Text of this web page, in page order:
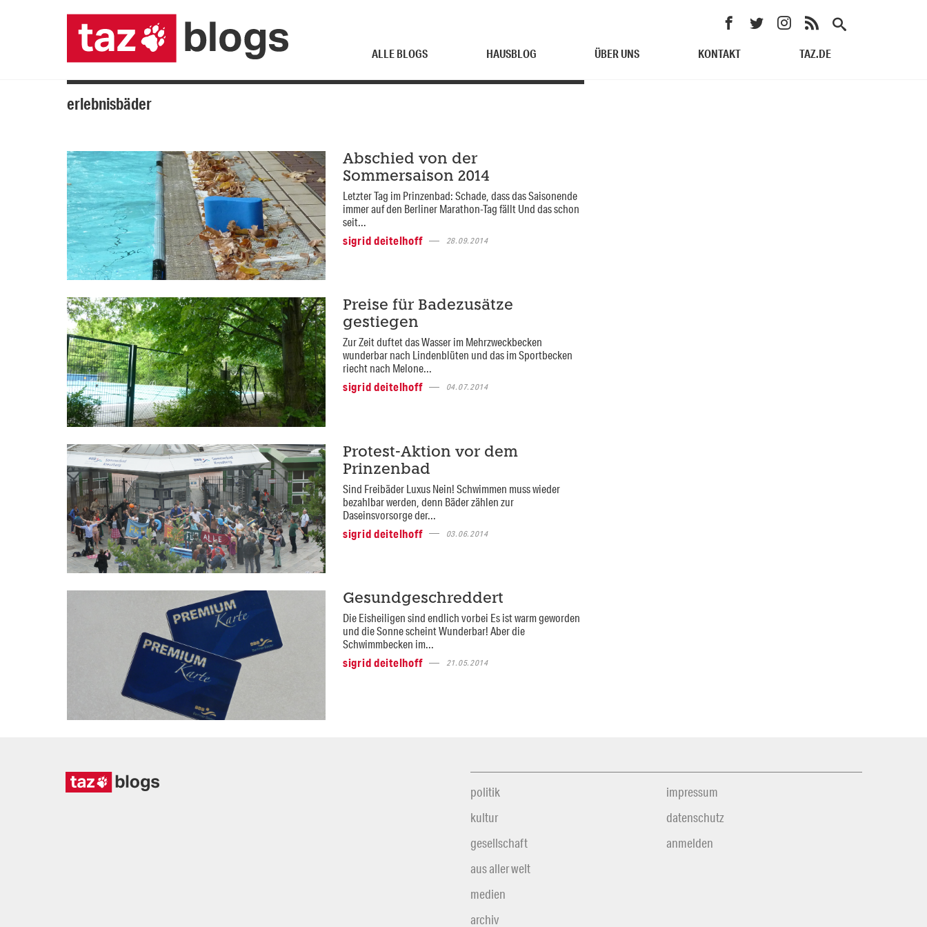
ALLE BLOGS HAUSBLOG ÜBER UNS KONTAKT TAZ.DE
erlebnisbäder
Abschied von der
Sommersaison 2014
Letzter Tag im Prinzenbad: Schade, dass das Saisonende
immer auf den Berliner Marathon-Tag fällt Und das schon
seit...
sigrid deitelhoff
28.09.2014
Preise für Badezusätze
gestiegen
Zur Zeit duftet das Wasser im Mehrzweckbecken
wunderbar nach Lindenblüten und das im Sportbecken
riecht nach Melone...
sigrid deitelhoff
04.07.2014
Protest-Aktion vor dem
Prinzenbad
Sind Freibäder Luxus Nein! Schwimmen muss wieder
bezahlbar werden, denn Bäder zählen zur
Daseinsvorsorge der...
sigrid deitelhoff
03.06.2014
Gesundgeschreddert
Die Eisheiligen sind endlich vorbei Es ist warm geworden
und die Sonne scheint Wunderbar! Aber die
Schwimmbecken im...
sigrid deitelhoff
21.05.2014
politik
kultur
gesellschaft
aus aller welt
medien
archiv
impressum
datenschutz
anmelden